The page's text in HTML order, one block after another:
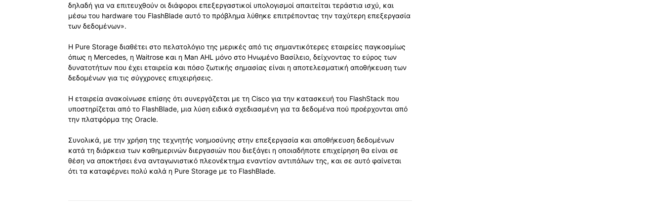
δηλαδή για να επιτευχθούν οι διάφοροι επεξεργαστικοί υπολογισμοί απαιτείται τεράστια ισχύ, και
μέσω του hardware του FlashBlade αυτό το πρόβλημα λύθηκε επιτρέποντας την ταχύτερη επεξεργασία
των δεδομένων».
Η Pure Storage διαθέτει στο πελατολόγιο της μερικές από τις σημαντικότερες εταιρείες παγκοσμίως
όπως η Mercedes, η Waitrose και η Man AHL μόνο στο Ηνωμένο Βασίλειο, δείχνοντας το εύρος των
δυνατοτήτων που έχει εταιρεία και πόσο ζωτικής σημασίας είναι η αποτελεσματική αποθήκευση των
δεδομένων για τις σύγχρονες επιχειρήσεις.
Η εταιρεία ανακοίνωσε επίσης ότι συνεργάζεται με τη Cisco για την κατασκευή του FlashStack που
υποστηρίζεται από το FlashBlade, μια λύση ειδικά σχεδιασμένη για τα δεδομένα πού προέρχονται από
την πλατφόρμα της Oracle.
Συνολικά, με την χρήση της τεχνητής νοημοσύνης στην επεξεργασία και αποθήκευση δεδομένων
κατά τη διάρκεια των καθημερινών διεργασιών που διεξάγει η οποιαδήποτε επιχείρηση θα είναι σε
θέση να αποκτήσει ένα ανταγωνιστικό πλεονέκτημα εναντίον αντιπάλων της, και σε αυτό φαίνεται
ότι τα καταφέρνει πολύ καλά η Pure Storage με το FlashBlade.